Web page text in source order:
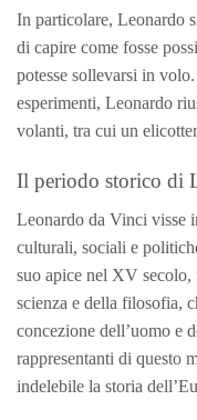
In particolare, Leonardo
di capire come fosse
potesse sollevarsi in
esperimenti, Leonardo
volanti, tra cui un
Il periodo storico di
Leonardo da Vinci visse
culturali, sociali e
suo apice nel XV secolo,
scienza e della filosofia,
concezione dell’uomo e
rappresentanti di questo
indelebile la storia